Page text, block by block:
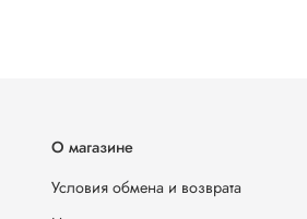
О магазине
Условия обмена и возврата